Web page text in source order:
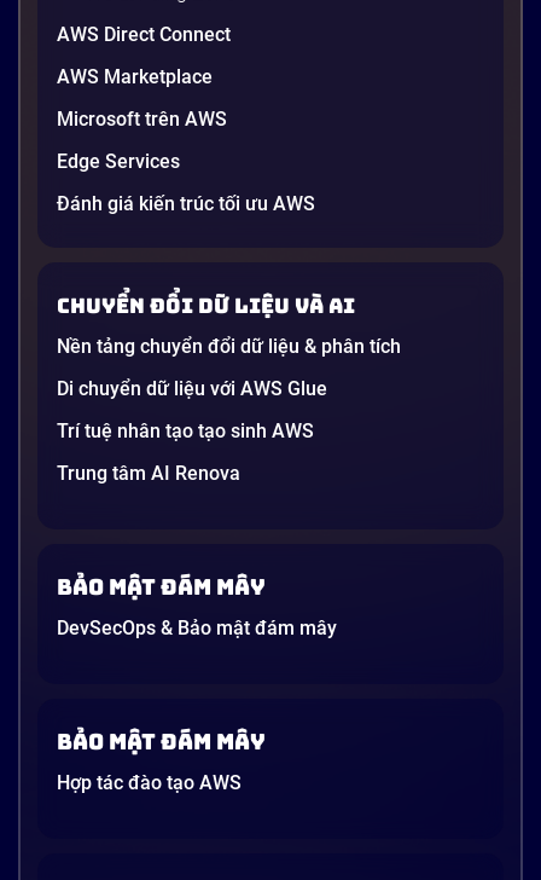
Generative AI là gì? Giải thích đơn giản
và ứng dụng cho doanh nghiệp Việt
Nam 2026
Gần đây, bạn có thể nghe đến thuật ngữ “Generative
startup công nghệ. Vấn đề là phần lớn lời giải thích
dường như chỉ được viết cho kỹ sư, không phải cho
người […]
21 phút
AWS Direct Connect
AWS Marketplace
Microsoft trên AWS
Edge Services
Đánh giá kiến trúc tối ưu AWS
Chuyển đổi dữ liệu và AI
Nền tảng chuyển đổi dữ liệu & phân tích
Di chuyển dữ liệu với AWS Glue
Trí tuệ nhân tạo tạo sinh AWS
Trung tâm AI Renova
Bảo mật đám mây
DevSecOps & Bảo mật đám mây
Bảo mật đám mây
Hợp tác đào tạo AWS